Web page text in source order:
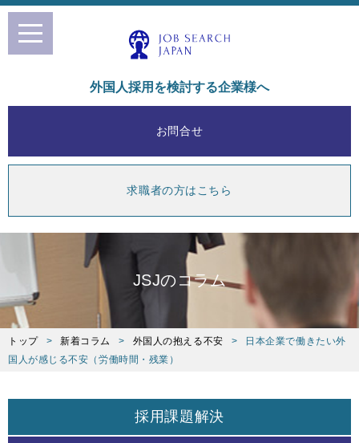
外国人採用を検討する企業様へ
お問合せ
求職者の方はこちら
JSJのコラム
トップ 新着コラム 外国人の抱える不安
日本企業で働きたい外
国人が感じる不安（労働時間・残業）
toggle
navigation
採用課題解決